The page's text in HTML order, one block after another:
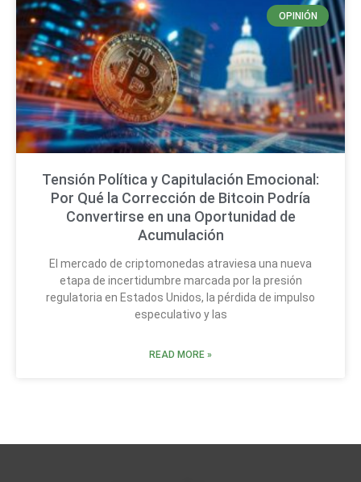
OPINIÓN
Tensión Política y Capitulación Emocional:
Por Qué la Corrección de Bitcoin Podría
Convertirse en una Oportunidad de
Acumulación
El mercado de criptomonedas atraviesa una nueva
etapa de incertidumbre marcada por la presión
regulatoria en Estados Unidos, la pérdida de impulso
especulativo y las
READ MORE »